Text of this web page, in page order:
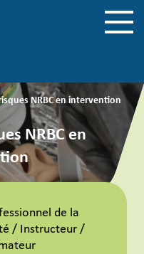
NRBC en intervention
NRBC en
de la
/ Instructeur /